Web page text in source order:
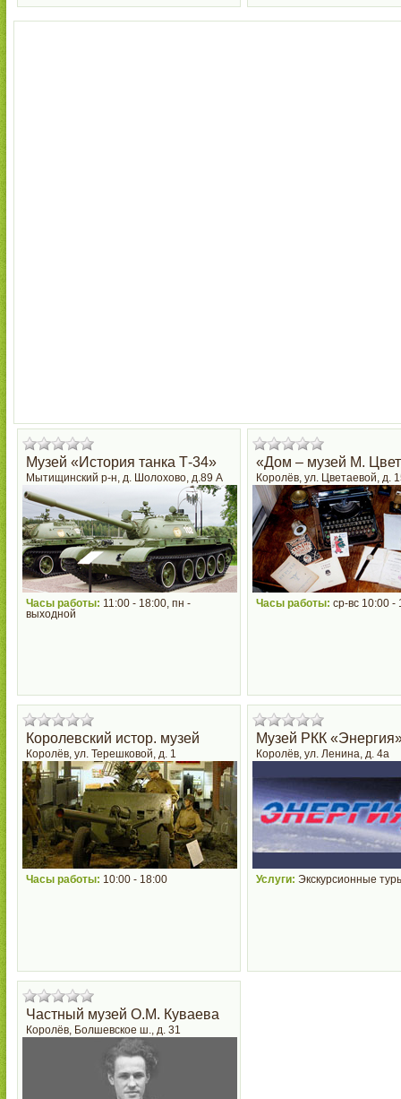
Музей «История танка Т-34»
Мытищинский р-н, д. Шолохово, д.89 А
Часы работы: 11:00 - 18:00, пн -
выходной
«Дом – музей М.
Королёв, ул. Цветаевой, д.
Часы работы: ср-вс 10:00 -
Королевский истор. музей
Королёв, ул. Терешковой, д. 1
Часы работы: 10:00 - 18:00
Музей РКК
Королёв, ул. Ленина, д. 4а
Услуги: Экскурсионные
Частный музей О.М. Куваева
Королёв, Болшевское ш., д. 31